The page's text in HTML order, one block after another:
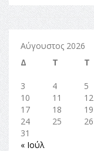
Αύγουστος 2026
Δ
Τ Τ
3
4 5
10
11 12
17
18 19
24
25 26
31
« Ιούλ